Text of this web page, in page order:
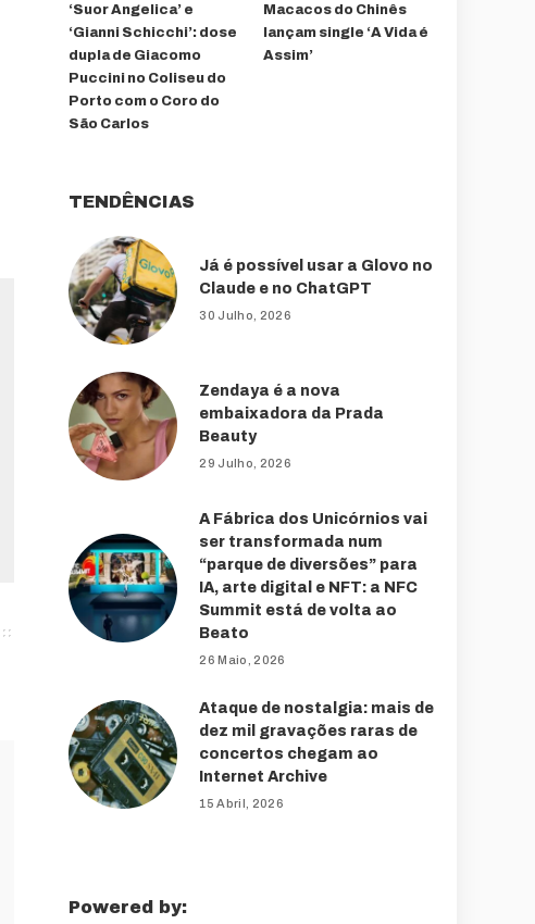
‘Suor Angelica’ e
‘Gianni Schicchi’: dose
dupla de Giacomo
Puccini no Coliseu do
Porto com o Coro do
São Carlos
Macacos do Chinês
lançam single ‘A Vida é
Assim’
TENDÊNCIAS
Já é possível usar a Glovo no
Claude e no ChatGPT
30 Julho, 2026
Zendaya é a nova
embaixadora da Prada
Beauty
29 Julho, 2026
A Fábrica dos Unicórnios vai
ser transformada num
“parque de diversões” para
IA, arte digital e NFT: a NFC
Summit está de volta ao
Beato
26 Maio, 2026
Ataque de nostalgia: mais de
dez mil gravações raras de
concertos chegam ao
Internet Archive
15 Abril, 2026
Powered by: